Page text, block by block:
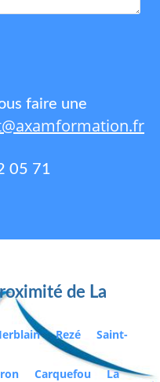
faire une
05 71
de La
Rezé
Saint-
Carquefou
La